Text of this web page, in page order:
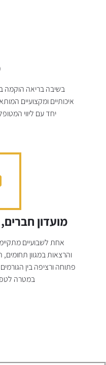
בשיבה בריאה הוקמה
איכותיים ומקצועיים
מועדון
אחת לשבועיים
והרצאות במגוון
פתוחה ורציפה בין
במטרה לטפל